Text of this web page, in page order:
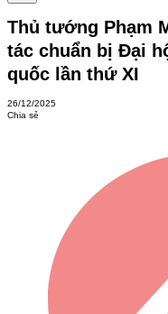
Thủ tướng Phạm
tác chuẩn bị Đại
quốc lần thứ XI
26/12/2025
Chia sẻ